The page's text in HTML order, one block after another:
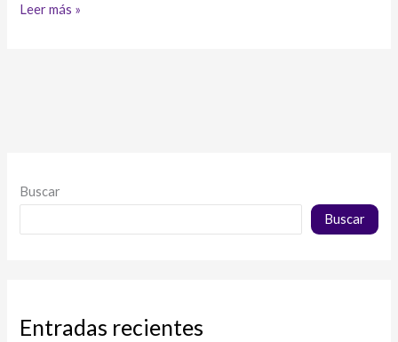
RETRATO
Leer más »
Buscar
Buscar
Entradas recientes